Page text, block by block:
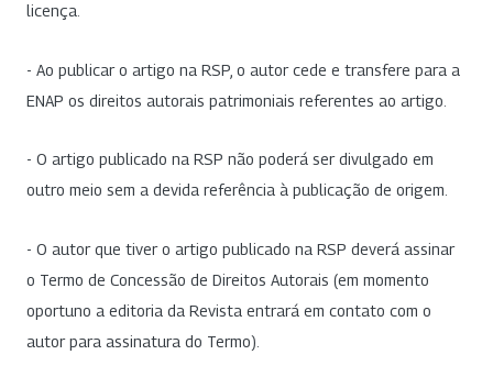
licença.
- Ao publicar o artigo na RSP, o autor cede e transfere para a
ENAP os direitos autorais patrimoniais referentes ao artigo.
- O artigo publicado na RSP não poderá ser divulgado em
outro meio sem a devida referência à publicação de origem.
- O autor que tiver o artigo publicado na RSP deverá assinar
o Termo de Concessão de Direitos Autorais (em momento
oportuno a editoria da Revista entrará em contato com o
autor para assinatura do Termo).